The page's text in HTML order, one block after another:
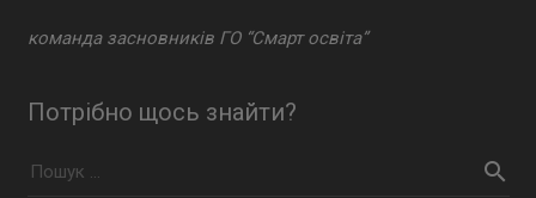
команда засновників ГО “Смарт освіта”
Потрібно щось знайти?